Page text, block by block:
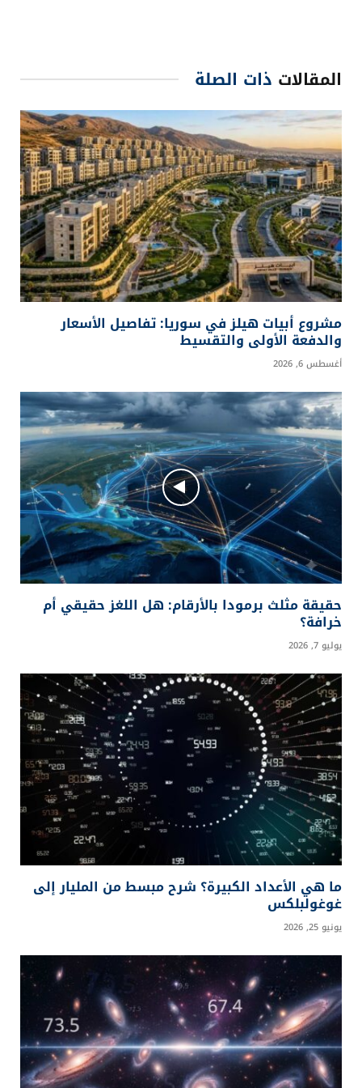
المقالاتذات الصلة
مشروع أبيات هيلز في سوريا: تفاصيل الأسعار
والدفعة الأولى والتقسيط
أغسطس 6, 2026
حقيقة مثلث برمودا بالأرقام: هل اللغز حقيقي أم
خرافة؟
يوليو 7, 2026
ما هي الأعداد الكبيرة؟ شرح مبسط من المليار إلى
غوغولبلكس
يونيو 25, 2026